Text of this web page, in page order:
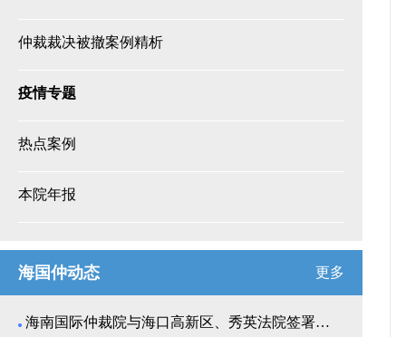
仲裁裁决被撤案例精析
疫情专题
热点案例
本院年报
海国仲动态 更多
海南国际仲裁院与海口高新区、秀英法院签署商事纠纷多...